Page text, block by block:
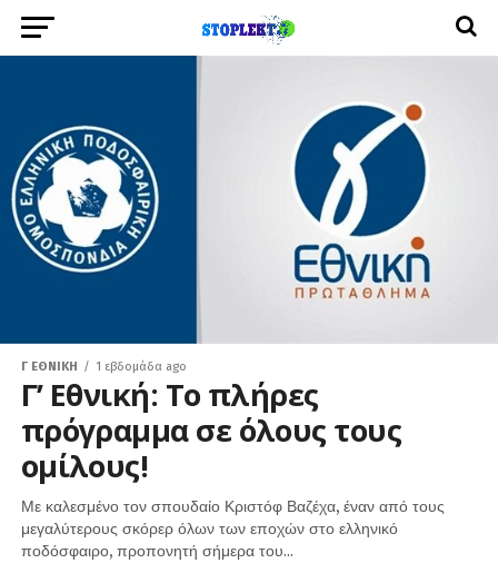
Γ ΕΘΝΙΚΉ 1 εβδομάδα ago
Γ’ Εθνική: Το πλήρες
πρόγραμμα σε όλους τους
ομίλους!
Με καλεσμένο τον σπουδαίο Κριστόφ Βαζέχα, έναν από τους
μεγαλύτερους σκόρερ όλων των εποχών στο ελληνικό
ποδόσφαιρο, προπονητή σήμερα του...